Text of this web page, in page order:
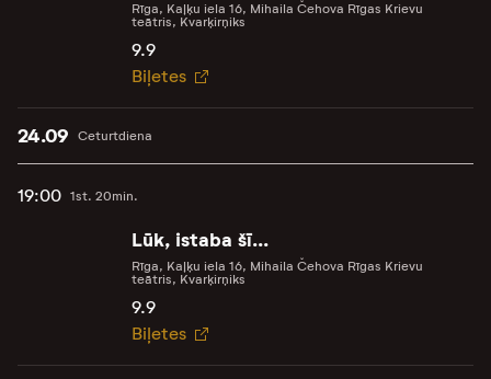
Rīga, Kaļķu iela 16, Mihaila Čehova Rīgas Krievu
teātris, Kvarķirņiks
9.9
Biļetes
Ceturtdiena
24.09
19:00 1st. 20min.
Lūk, istaba šī...
Rīga, Kaļķu iela 16, Mihaila Čehova Rīgas Krievu
teātris, Kvarķirņiks
9.9
Biļetes